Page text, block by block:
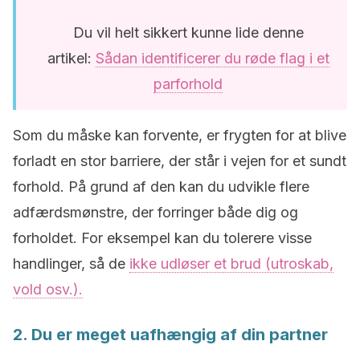
Du vil helt sikkert kunne lide denne
artikel: Sådan identificerer du røde flag i et
parforhold
Som du måske kan forvente, er frygten for at blive
forladt en stor barriere, der står i vejen for et sundt
forhold. På grund af den kan du udvikle flere
adfærdsmønstre, der forringer både dig og
forholdet. For eksempel kan du tolerere visse
handlinger, så de ikke udløser et brud (utroskab,
vold osv.).
2. Du er meget uafhængig af din partner